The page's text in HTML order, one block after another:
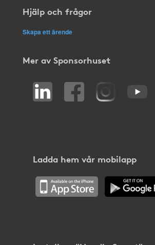
Hjälp och frågor
Skapa ett ärende
Mer av Sponsorhuset
Ladda hem vår mobilapp